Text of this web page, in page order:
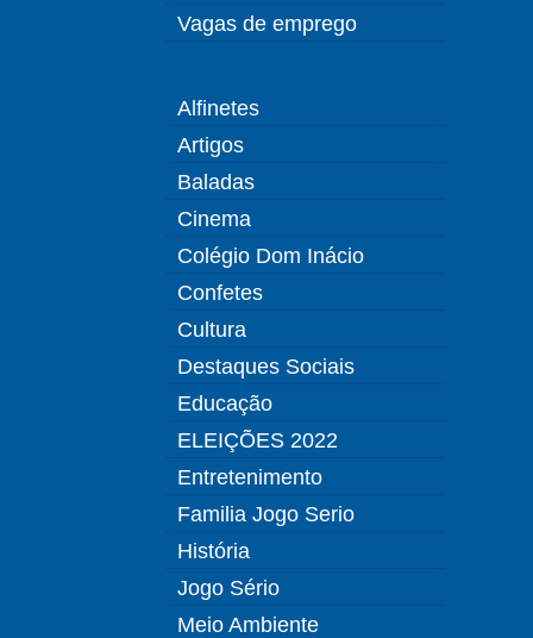
Vagas de emprego
Alfinetes
Artigos
Baladas
Cinema
Colégio Dom Inácio
Confetes
Cultura
Destaques Sociais
Educação
ELEIÇÕES 2022
Entretenimento
Familia Jogo Serio
História
Jogo Sério
Meio Ambiente